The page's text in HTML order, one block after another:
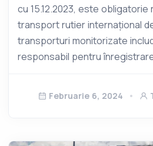
cu 15.12.2023, este
transport rutier internațional
transporturi monitorizate
responsabil pentru
Februarie 6, 2024